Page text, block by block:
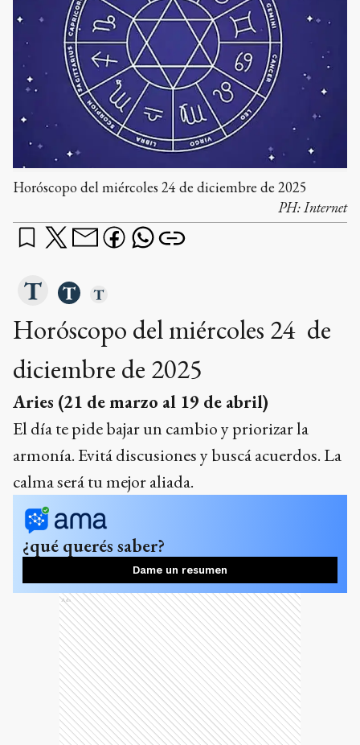
Horóscopo del miércoles 24 de diciembre de 2025
PH:Internet
Horóscopo del miércoles 24 de
diciembre de 2025
Aries (21 de marzo al 19 de abril)
El día te pide bajar un cambio y priorizar la
armonía. Evitá discusiones y buscá acuerdos. La
calma será tu mejor aliada.
¿qué querés saber?
Dame un resumen
Ads